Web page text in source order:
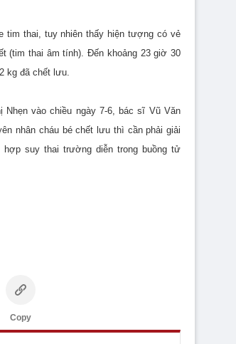
tim thai, tuy nhiên thấy hiện tượng có vẻ
(tim thai âm tính). Đến khoảng 23 giờ 30
kg đã chết lưu.
vào chiều ngày 7-6, bác sĩ Vũ Văn
nhân cháu bé chết lưu thì cần phải giải
suy thai trường diễn trong buồng tử
Copy